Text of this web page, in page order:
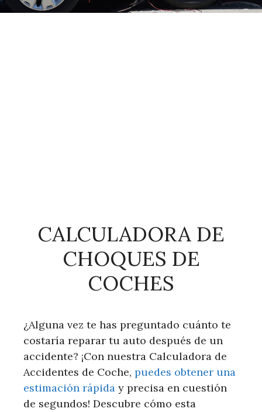
CALCULADORA DE
CHOQUES DE
COCHES
¿Alguna vez te has preguntado cuánto te
costaría reparar tu auto después de un
accidente? ¡Con nuestra Calculadora de
Accidentes de Coche, puedes obtener una
estimación rápida y precisa en cuestión
de segundos! Descubre cómo esta